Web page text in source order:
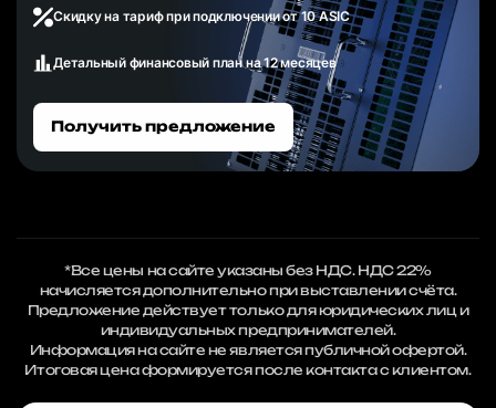
Скидку на тариф при подключении от 10 ASIC
Детальный финансовый план на 12 месяцев
Получить предложение
*Все цены на сайте указаны без НДС. НДС 22%
начисляется дополнительно при выставлении счёта.
Предложение действует только для юридических лиц и
индивидуальных предпринимателей.
Информация на сайте не является публичной офертой.
Итоговая цена формируется после контакта с клиентом.